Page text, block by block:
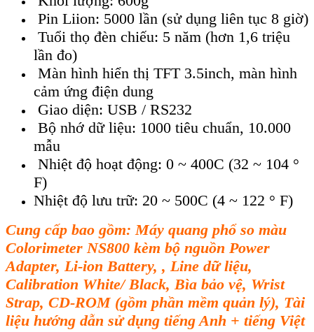
Pin Liion: 5000 lần (sử dụng liên tục 8 giờ)
Tuổi thọ đèn chiếu: 5 năm (hơn 1,6 triệu
lần đo)
Màn hình hiển thị TFT 3.5inch, màn hình
cảm ứng điện dung
Giao diện: USB / RS232
Bộ nhớ dữ liệu: 1000 tiêu chuẩn, 10.000
mẫu
Nhiệt độ hoạt động: 0 ~ 400C (32 ~ 104 °
F)
Nhiệt độ lưu trữ: 20 ~ 500C (4 ~ 122 ° F)
Cung cấp bao gồm: Máy quang phổ so màu
Colorimeter NS800 kèm bộ nguồn Power
Adapter, Li-ion Battery, , Line dữ liệu,
Calibration White/ Black, Bìa bảo vệ, Wrist
Strap, CD-ROM (gồm phần mềm quản lý), Tài
liệu hướng dẫn sử dụng tiếng Anh + tiếng Việt